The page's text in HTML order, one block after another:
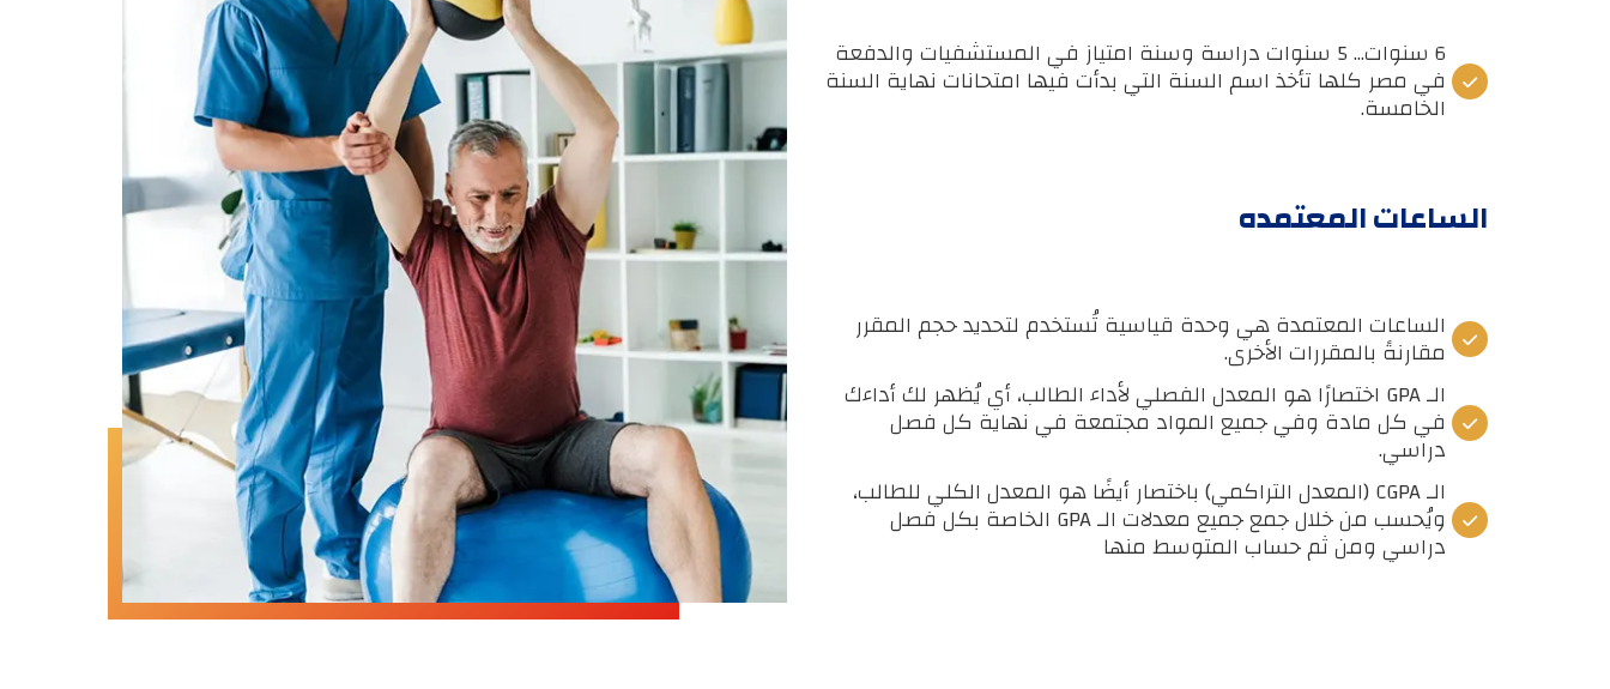
6 سنوات... 5 سنوات دراسة وسنة امتياز في المستشفيات والدفعة
في مصر كلها تأخذ اسم السنة التي بدأت فيها امتحانات نهاية السنة
الخامسة.
الساعات المعتمده
الساعات المعتمدة هي وحدة قياسية تُستخدم لتحديد حجم المقرر
مقارنةً بالمقررات الأخرى.
الـ GPA اختصارًا هو المعدل الفصلي لأداء الطالب، أي يُظهر لك أداءك
في كل مادة وفي جميع المواد مجتمعة في نهاية كل فصل
دراسي.
الـ CGPA (المعدل التراكمي) باختصار أيضًا هو المعدل الكلي للطالب،
ويُحسب من خلال جمع جميع معدلات الـ GPA الخاصة بكل فصل
دراسي ومن ثم حساب المتوسط منها